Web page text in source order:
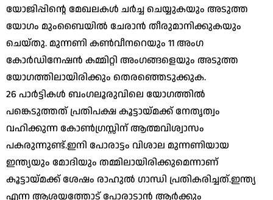
യോജിപ്പിന്റെ മേഖലകള്‍ ചര്‍ച്ച ചെയ്യുകയും അടുത്ത
യോഗം മുംബൈയില്‍ ചേരാന്‍ തീരുമാനിക്കുകയും
ചെയ്തു. മുന്നണി കണ്‍വീനറെയും 11 അംഗ
കോര്‍ഡിനേഷന്‍ കമ്മിറ്റി അംഗങ്ങളെയും അടുത്ത
യോഗത്തിലായിരിക്കും തെരഞ്ഞെടുക്കുക.
26 പാര്‍ട്ടികള്‍ ബംഗലൂരുവിലെ യോഗത്തില്‍
പങ്കെടുത്തത് പ്രതിപക്ഷ കൂട്ടായ്മക്ക് നേതൃത്വം
വഹിക്കുന്ന കോണ്‍ഗ്രസ്സിന് ആത്മവിശ്വാസം
പകരുന്നുണ്ട്.ഇനി പോരാട്ടം വിശാല മുന്നണിയായ
ഇന്ത്യയും മോദിയും തമ്മിലായിരിക്കുമെന്നാണ്
കൂട്ടായ്മക്ക് ശേഷം രാഹുല്‍ ഗാന്ധി പ്രതികരിച്ചത്.ഇന്ത്യ
എന്ന ആശയത്തോട് പോരാടാന്‍ ആര്‍ക്കും